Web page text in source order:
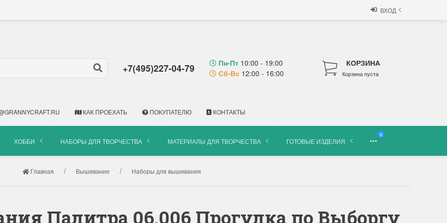
ВХОД
+7(495)227-04-79 Пн-Пт 10:00 - 19:00
Сб-Вс 12:00 - 16:00
КОРЗИНА
Корзина пуста
КАК ПРОЕХАТЬ ПОКУПАТЕЛЮ КОНТАКТЫ
ХОББИ НАБОРЫ ДЛЯ ТВОРЧЕСТВА МАТЕРИАЛЫ ДЛЯ ТВОРЧЕСТВА ГОТОВЫЕ ИЗДЕЛИЯ
6
Главная Вышивание Наборы для вышивания
Палитра 06.006 Прогулка по Выборгу